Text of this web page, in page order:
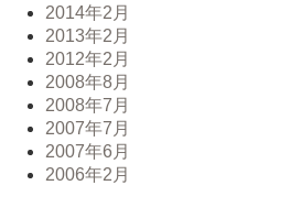
2014年2月
2013年2月
2012年2月
2008年8月
2008年7月
2007年7月
2007年6月
2006年2月